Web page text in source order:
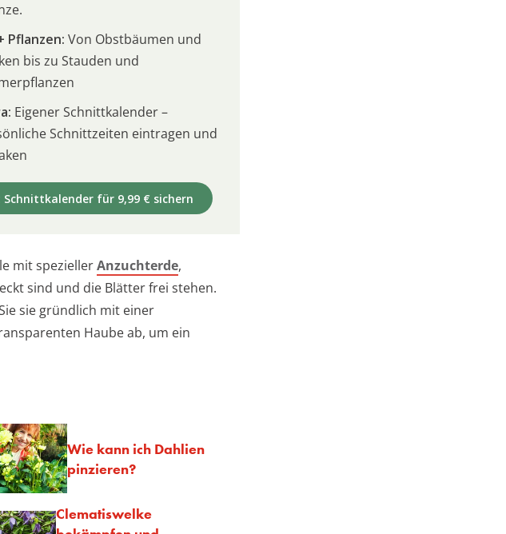
Pflanzen: Von Obstbäumen und
bis zu Stauden und
Eigener Schnittkalender –
Schnittzeiten eintragen und
Schnittkalender für 9,99 € sichern
mit speziellerAnzuchterde,
sind und die Blätter frei stehen.
sie gründlich mit einer
Haube ab, um ein
Wie kann ich Dahlien
pinzieren?
Clematiswelke